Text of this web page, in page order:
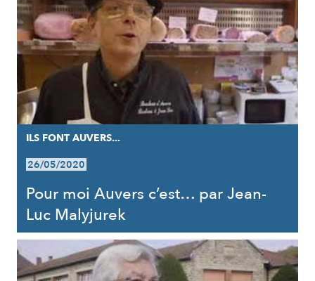
ILS FONT AUVERS...
26/05/2020
Pour moi Auvers c’est… par Jean-
Luc Malyjurek